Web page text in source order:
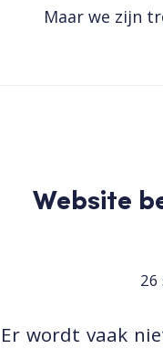
Maar we zijn
Website
26
Er wordt vaak